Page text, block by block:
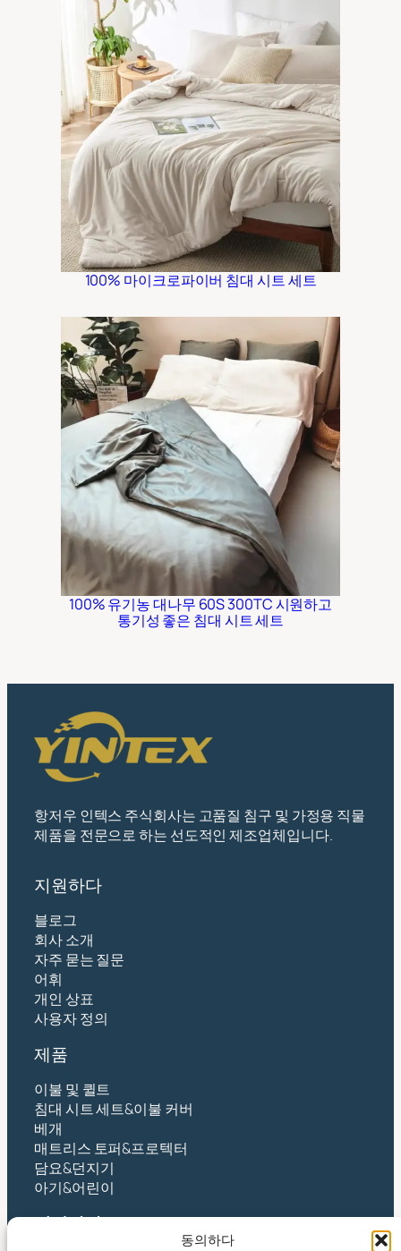
동의하다
100% 마이크로파이버 침대 시트 세트
100% 유기농 대나무 60S 300TC 시원하고
통기성 좋은 침대 시트 세트
항저우 인텍스 주식회사는 고품질 침구 및 가정용 직물
제품을 전문으로 하는 선도적인 제조업체입니다.
지원하다
블로그
회사 소개
자주 묻는 질문
어휘
개인 상표
사용자 정의
제품
이불 및 퀼트
침대 시트 세트&이불 커버
베개
매트리스 토퍼&프로텍터
담요&던지기
아기&어린이
연락하다